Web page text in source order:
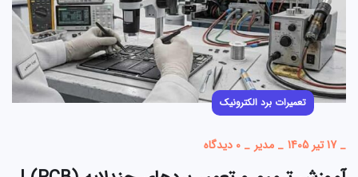
تعمیرات برد الکترونیک
_17 تیر 1405 _ مدیر _ 0 دیدگاه